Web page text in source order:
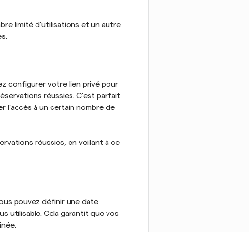
limité d'utilisations et un autre
configurer votre lien privé pour
réussies. C'est parfait
l'accès à un certain nombre de
réussies, en veillant à ce
pouvez définir une date
utilisable. Cela garantit que vos